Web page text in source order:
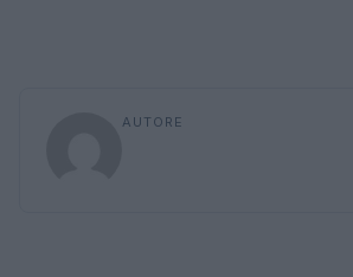
AUTORE